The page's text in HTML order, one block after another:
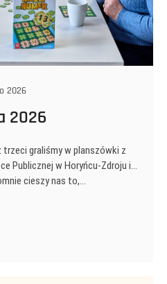
2026
2026
graliśmy w planszówki z
Publicznej w Horyńcu-Zdroju i…
cieszy nas to,…